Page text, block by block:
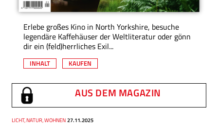
Erlebe großes Kino in North Yorkshire, besuche
legendäre Kaffehäuser der Weltliteratur oder gönn
dir ein (feld)herrliches Exil...
INHALT KAUFEN
AUS DEM MAGAZIN
Thema
LICHT, NATUR, WOHNEN
Datum 27.11.2025